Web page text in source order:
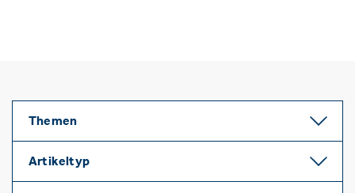
Themen
Artikeltyp